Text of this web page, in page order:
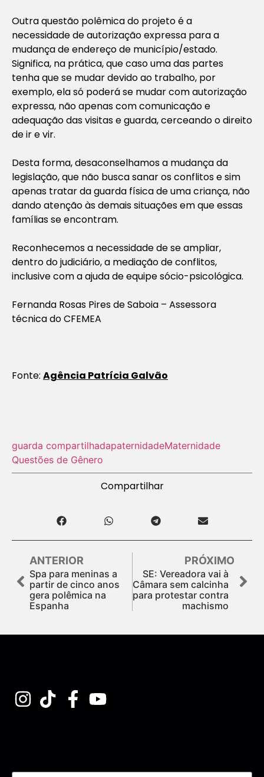
Outra questão polêmica do projeto é a
necessidade de autorização expressa para a
mudança de endereço de município/estado.
Significa, na prática, que caso uma das partes
tenha que se mudar devido ao trabalho, por
exemplo, ela só poderá se mudar com autorização
expressa, não apenas com comunicação e
adequação das visitas e guarda, cerceando o direito
de ir e vir.
Desta forma, desaconselhamos a mudança da
legislação, que não busca sanar os conflitos e sim
apenas tratar da guarda física de uma criança, não
dando atenção às demais situações em que essas
famílias se encontram.
Reconhecemos a necessidade de se ampliar,
dentro do judiciário, a mediação de conflitos,
inclusive com a ajuda de equipe sócio-psicológica.
Fernanda Rosas Pires de Saboia – Assessora
técnica do CFEMEA
Fonte: Agência Patrícia Galvão
guarda compartilhadapaternidadeMaternidade
Questões de Gênero
Compartilhar
ANTERIOR
Spa para meninas a
partir de cinco anos
gera polêmica na
Espanha
PRÓXIMO
SE: Vereadora vai à
Câmara sem calcinha
para protestar contra
machismo